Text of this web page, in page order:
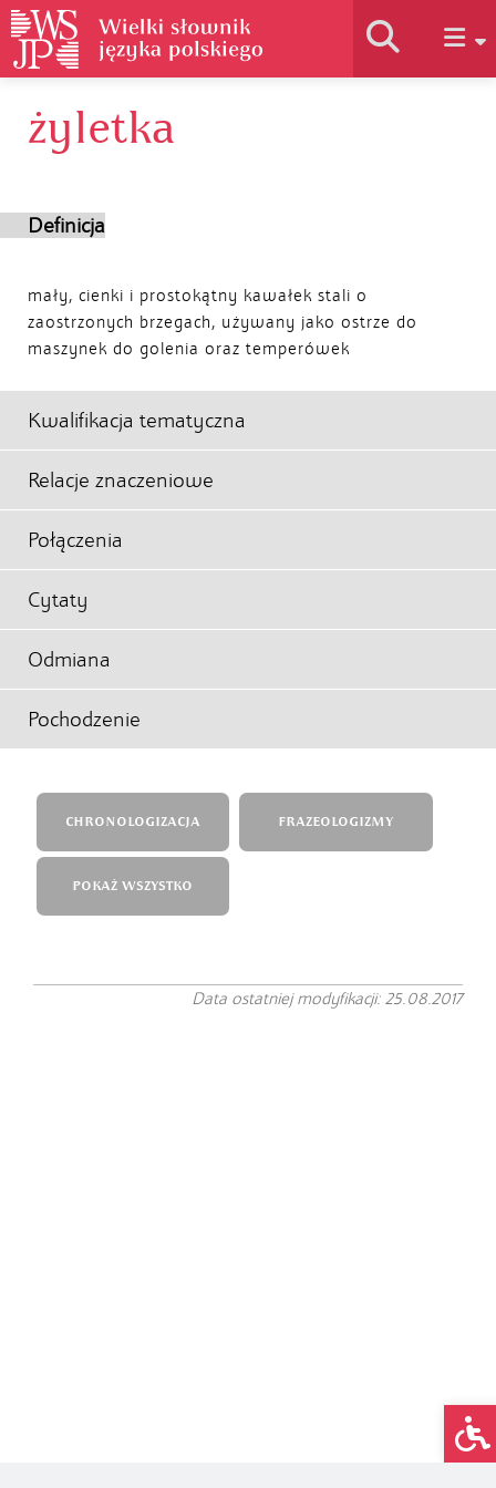
Autorzy
żyletka
Definicja
mały, cienki i prostokątny kawałek stali o
zaostrzonych brzegach, używany jako ostrze do
maszynek do golenia oraz temperówek
Kwalifikacja tematyczna
Relacje znaczeniowe
Połączenia
Cytaty
Odmiana
Pochodzenie
CHRONOLOGIZACJA FRAZEOLOGIZMY
POKAŻ WSZYSTKO
Data ostatniej modyfikacji: 25.08.2017